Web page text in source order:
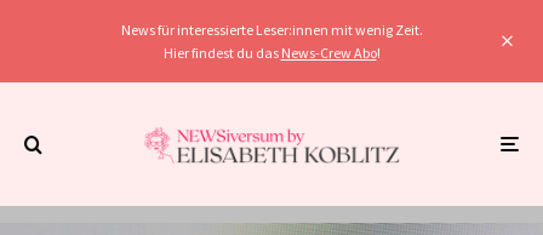
News für interessierte Leser:innen mit wenig Zeit.
Hier findest du das News-Crew Abo!